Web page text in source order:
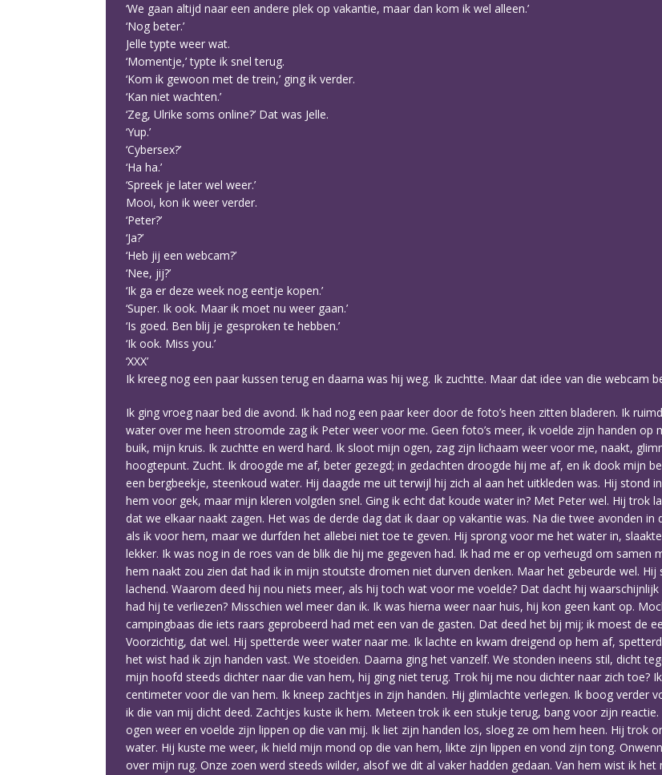
‘We gaan altijd naar een andere plek op vakantie, maar dan kom ik wel alleen.’
‘Nog beter.’
Jelle typte weer wat.
‘Momentje,’ typte ik snel terug.
‘Kom ik gewoon met de trein,’ ging ik verder.
‘Kan niet wachten.’
‘Zeg, Ulrike soms online?’ Dat was Jelle.
‘Yup.’
‘Cybersex?’
‘Ha ha.’
‘Spreek je later wel weer.’
Mooi, kon ik weer verder.
‘Peter?’
‘Ja?’
‘Heb jij een webcam?’
‘Nee, jij?’
‘Ik ga er deze week nog eentje kopen.’
‘Super. Ik ook. Maar ik moet nu weer gaan.’
‘Is goed. Ben blij je gesproken te hebben.’
‘Ik ook. Miss you.’
‘XXX’
Ik kreeg nog een paar kussen terug en daarna was hij weg. Ik zuchtte. Maar dat idee van die webcam
Ik ging vroeg naar bed die avond. Ik had nog een paar keer door de foto’s heen zitten bladeren. Ik
water over me heen stroomde zag ik Peter weer voor me. Geen foto’s meer, ik voelde zijn handen
buik, mijn kruis. Ik zuchtte en werd hard. Ik sloot mijn ogen, zag zijn lichaam weer voor me, naakt,
hoogtepunt. Zucht. Ik droogde me af, beter gezegd; in gedachten droogde hij me af, en ik dook mijn
een bergbeekje, steenkoud water. Hij daagde me uit terwijl hij zich al aan het uitkleden was. Hij stond
hem voor gek, maar mijn kleren volgden snel. Ging ik echt dat koude water in? Met Peter wel. Hij trok
dat we elkaar naakt zagen. Het was de derde dag dat ik daar op vakantie was. Na die twee avonden
als ik voor hem, maar we durfden het allebei niet toe te geven. Hij sprong voor me het water in,
lekker. Ik was nog in de roes van de blik die hij me gegeven had. Ik had me er op verheugd om
hem naakt zou zien dat had ik in mijn stoutste dromen niet durven denken. Maar het gebeurde wel.
lachend. Waarom deed hij nou niets meer, als hij toch wat voor me voelde? Dat dacht hij
had hij te verliezen? Misschien wel meer dan ik. Ik was hierna weer naar huis, hij kon geen kant op.
campingbaas die iets raars geprobeerd had met een van de gasten. Dat deed het bij mij; ik moest de
Voorzichtig, dat wel. Hij spetterde weer water naar me. Ik lachte en kwam dreigend op hem af,
het wist had ik zijn handen vast. We stoeiden. Daarna ging het vanzelf. We stonden ineens stil, dicht
mijn hoofd steeds dichter naar die van hem, hij ging niet terug. Trok hij me nou dichter naar zich toe?
centimeter voor die van hem. Ik kneep zachtjes in zijn handen. Hij glimlachte verlegen. Ik boog
ik die van mij dicht deed. Zachtjes kuste ik hem. Meteen trok ik een stukje terug, bang voor zijn
ogen weer en voelde zijn lippen op die van mij. Ik liet zijn handen los, sloeg ze om hem heen. Hij trok
water. Hij kuste me weer, ik hield mijn mond op die van hem, likte zijn lippen en vond zijn tong.
over mijn rug. Onze zoen werd steeds wilder, alsof we dit al vaker hadden gedaan. Van hem wist ik